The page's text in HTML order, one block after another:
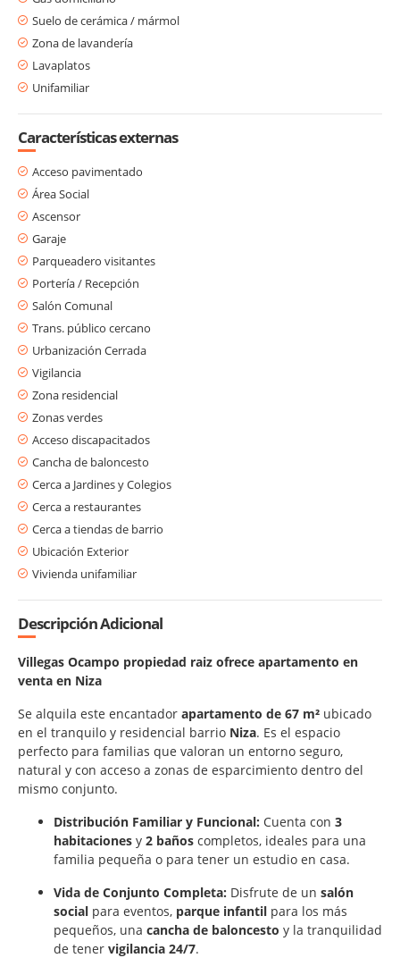
Suelo de cerámica / mármol
Zona de lavandería
Lavaplatos
Unifamiliar
Características externas
Acceso pavimentado
Área Social
Ascensor
Garaje
Parqueadero visitantes
Portería / Recepción
Salón Comunal
Trans. público cercano
Urbanización Cerrada
Vigilancia
Zona residencial
Zonas verdes
Acceso discapacitados
Cancha de baloncesto
Cerca a Jardines y Colegios
Cerca a restaurantes
Cerca a tiendas de barrio
Ubicación Exterior
Vivienda unifamiliar
Descripción Adicional
Villegas Ocampo propiedad raiz ofrece apartamento en
venta en Niza
Se alquila este encantador apartamento de 67 m² ubicado
en el tranquilo y residencial barrio Niza. Es el espacio
perfecto para familias que valoran un entorno seguro,
natural y con acceso a zonas de esparcimiento dentro del
mismo conjunto.
Distribución Familiar y Funcional: Cuenta con 3
habitaciones y 2 baños completos, ideales para una
familia pequeña o para tener un estudio en casa.
Vida de Conjunto Completa: Disfrute de un salón
social para eventos, parque infantil para los más
pequeños, una cancha de baloncesto y la tranquilidad
de tener vigilancia 24/7.